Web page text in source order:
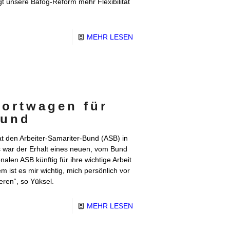
unsere Bafög-Reform mehr Flexibilität
MEHR LESEN
für
den Arbeiter-Samariter-Bund (ASB) in
der Erhalt eines neuen, vom Bund
ASB künftig für ihre wichtige Arbeit
ist es mir wichtig, mich persönlich vor
so Yüksel.
MEHR LESEN